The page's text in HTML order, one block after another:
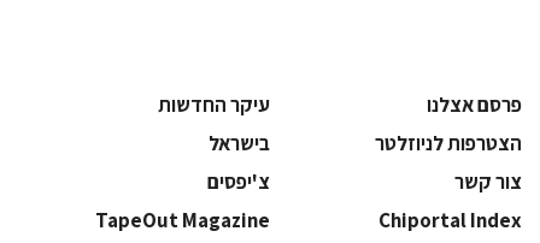
פרסם אצלנו
עיקר החדשות
הצטרפות לניוזלטר
בישראל
צור קשר
צ'יפסים
Chiportal Index
TapeOut Magazine